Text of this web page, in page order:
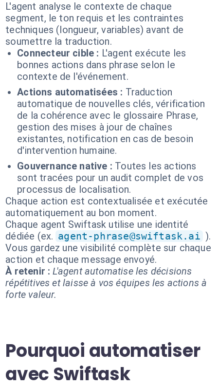
L'agent analyse le contexte de chaque
segment, le ton requis et les contraintes
techniques (longueur, variables) avant de
soumettre la traduction.
Connecteur cible : L'agent exécute les
bonnes actions dans phrase selon le
contexte de l'événement.
Actions automatisées : Traduction
automatique de nouvelles clés, vérification
de la cohérence avec le glossaire Phrase,
gestion des mises à jour de chaînes
existantes, notification en cas de besoin
d'intervention humaine.
Gouvernance native : Toutes les actions
sont tracées pour un audit complet de vos
processus de localisation.
Chaque action est contextualisée et exécutée
automatiquement au bon moment.
Chaque agent Swiftask utilise une identité
dédiée (ex. agent-phrase@swiftask.ai ).
Vous gardez une visibilité complète sur chaque
action et chaque message envoyé.
À retenir : L'agent automatise les décisions
répétitives et laisse à vos équipes les actions à
forte valeur.
Pourquoi automatiser
avec Swiftask